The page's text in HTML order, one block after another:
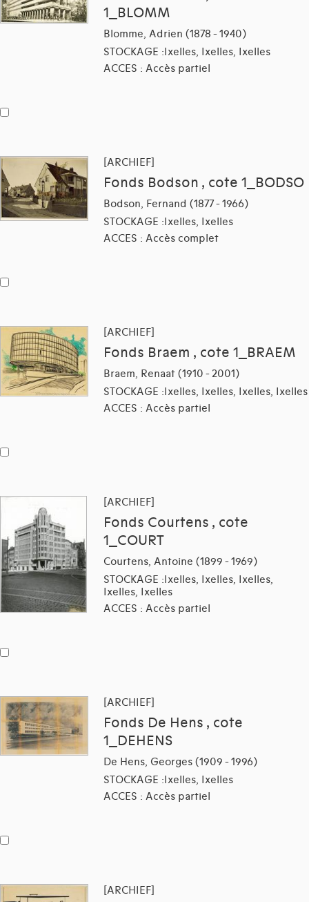
1_BLOMM
Blomme, Adrien (1878 - 1940)
STOCKAGE :Ixelles, Ixelles, Ixelles
ACCES : Accès partiel
[ARCHIEF]
Fonds Bodson , cote 1_BODSO
Bodson, Fernand (1877 - 1966)
STOCKAGE :Ixelles, Ixelles
ACCES : Accès complet
[ARCHIEF]
Fonds Braem , cote 1_BRAEM
Braem, Renaat (1910 - 2001)
STOCKAGE :Ixelles, Ixelles, Ixelles, Ixelles
ACCES : Accès partiel
[ARCHIEF]
Fonds Courtens , cote
1_COURT
Courtens, Antoine (1899 - 1969)
STOCKAGE :Ixelles, Ixelles, Ixelles,
Ixelles, Ixelles
ACCES : Accès partiel
[ARCHIEF]
Fonds De Hens , cote
1_DEHENS
De Hens, Georges (1909 - 1996)
STOCKAGE :Ixelles, Ixelles
ACCES : Accès partiel
[ARCHIEF]